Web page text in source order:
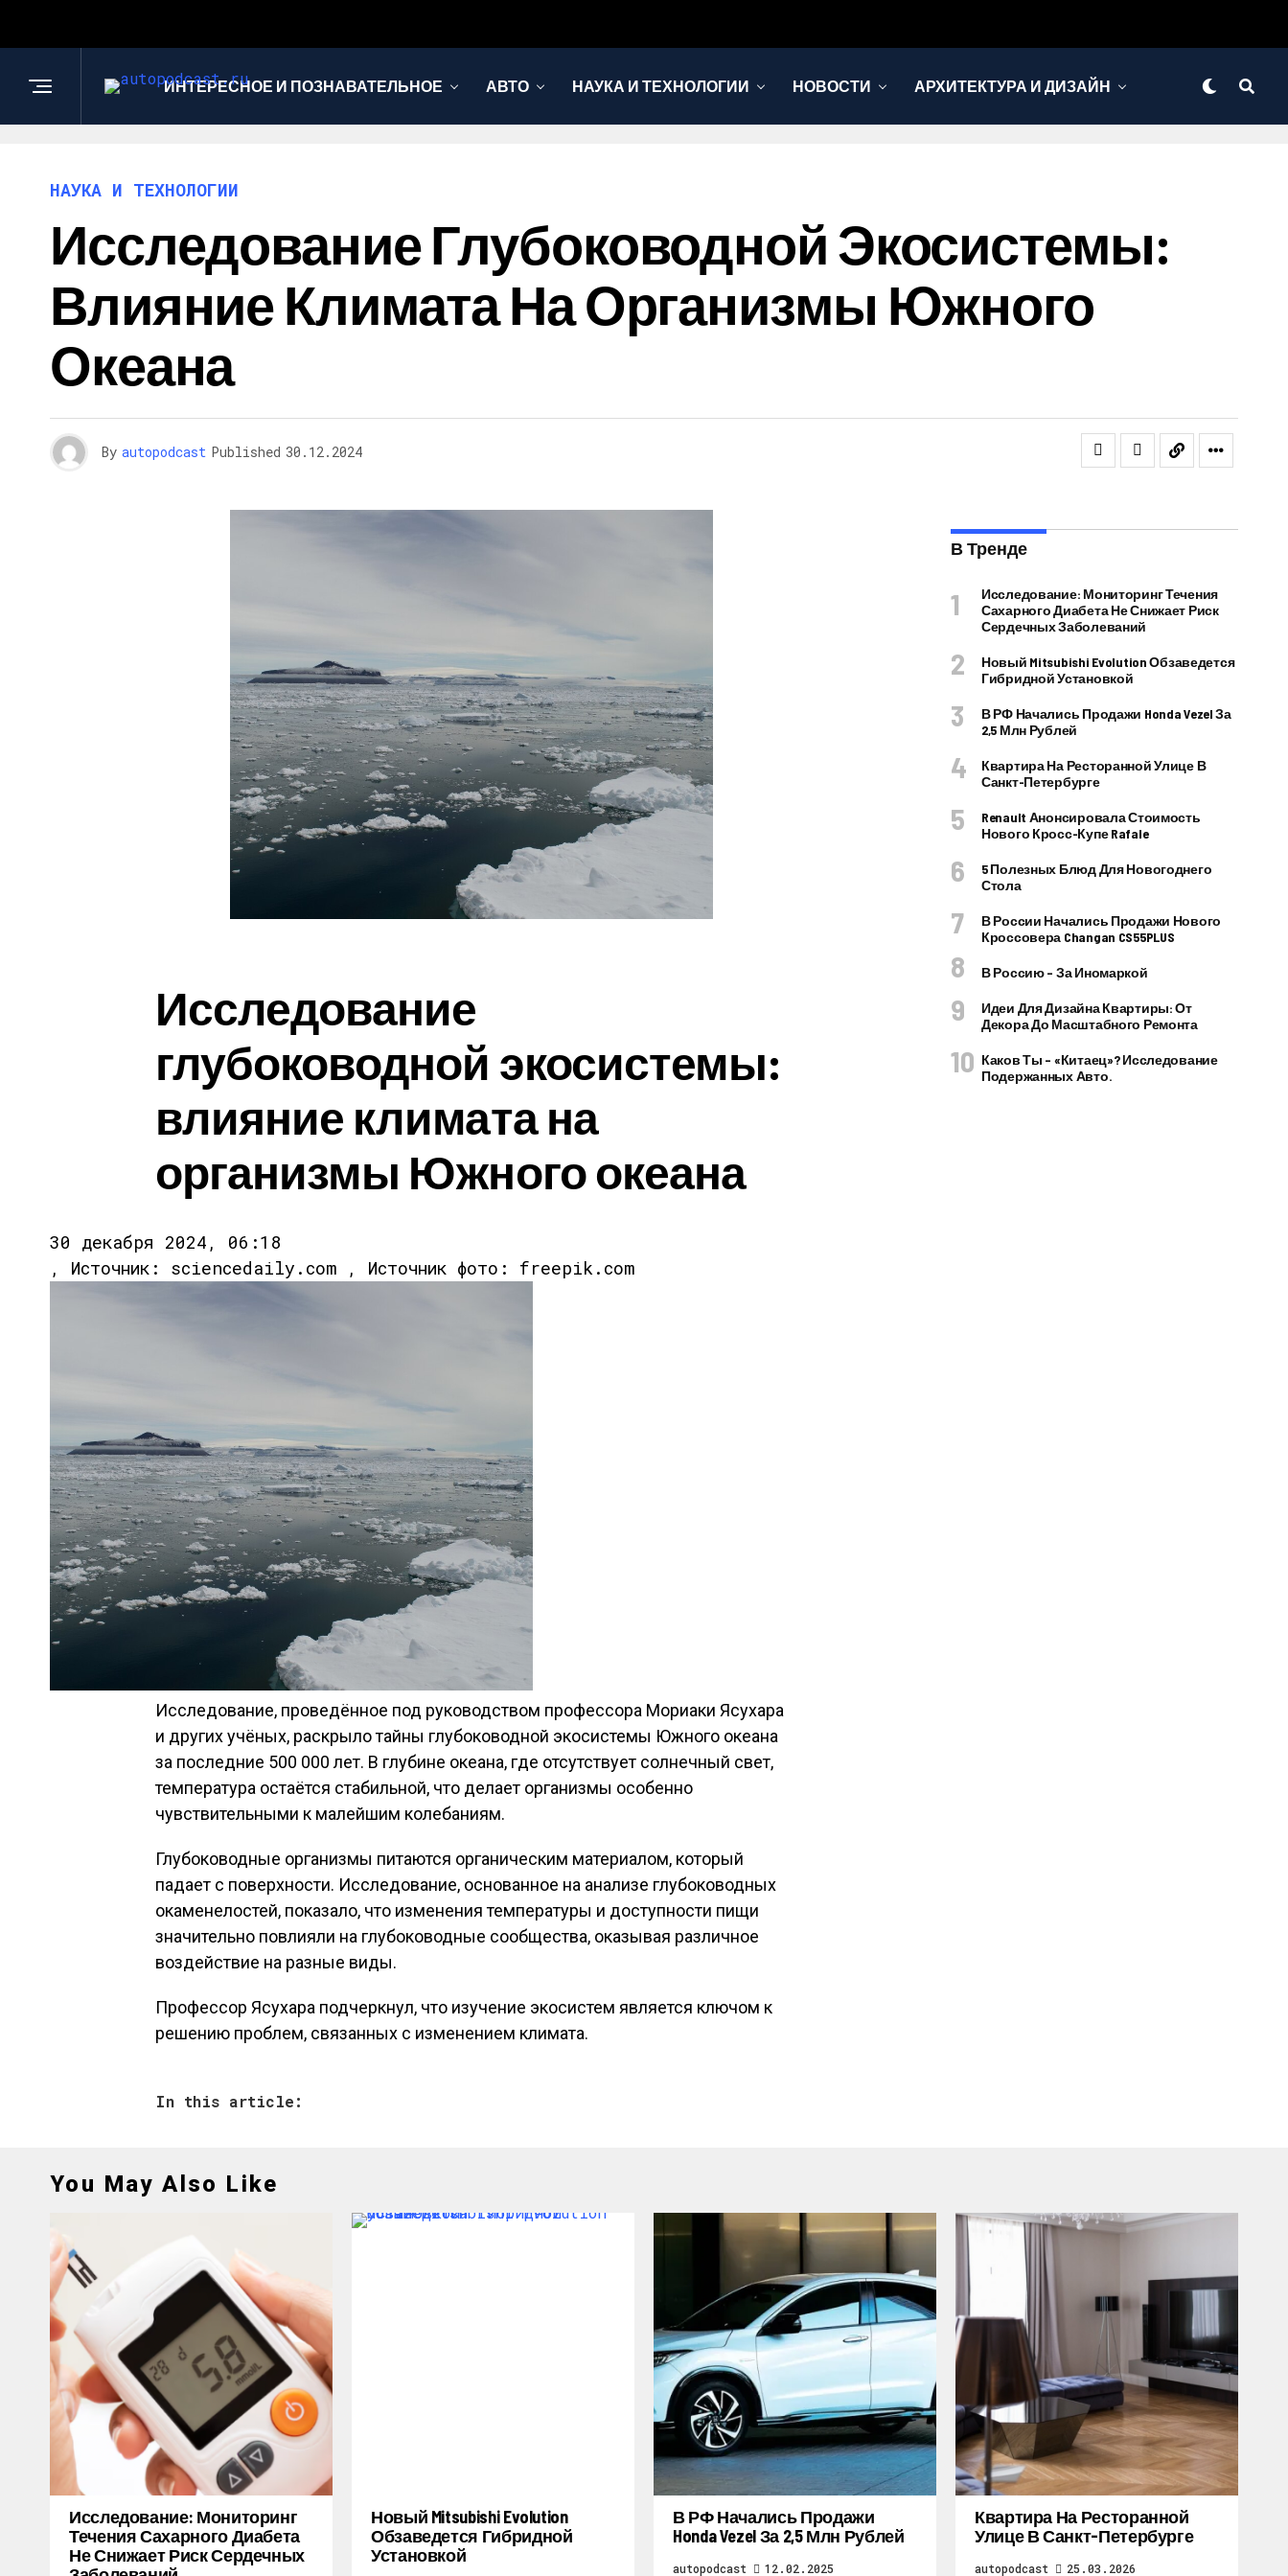
ИНТЕРЕСНОЕ И ПОЗНАВАТЕЛЬНОЕ АВТО НАУКА И ТЕХНОЛОГИИ НОВОСТИ АРХИТЕКТУРА И ДИЗАЙН
НАУКА И ТЕХНОЛОГИИ
Исследование Глубоководной Экосистемы:
Влияние Климата На Организмы Южного
Океана
By autopodcast Published 30.12.2024
Исследование
глубоководной экосистемы:
влияние климата на
организмы Южного океана
30 декабря 2024, 06:18
, Источник: sciencedaily.com , Источник фото: freepik.com
Исследование, проведённое под руководством профессора Мориаки Ясухара
и других учёных, раскрыло тайны глубоководной экосистемы Южного океана
за последние 500 000 лет. В глубине океана, где отсутствует солнечный свет,
температура остаётся стабильной, что делает организмы особенно
чувствительными к малейшим колебаниям.
Глубоководные организмы питаются органическим материалом, который
падает с поверхности. Исследование, основанное на анализе глубоководных
окаменелостей, показало, что изменения температуры и доступности пищи
значительно повлияли на глубоководные сообщества, оказывая различное
воздействие на разные виды.
Профессор Ясухара подчеркнул, что изучение экосистем является ключом к
решению проблем, связанных с изменением климата.
In this article:
В Тренде
Исследование: Мониторинг Течения
Сахарного Диабета Не Снижает Риск
Сердечных Заболеваний
Новый Mitsubishi Evolution Обзаведется
Гибридной Установкой
В РФ Начались Продажи Honda Vezel За
2,5 Млн Рублей
Квартира На Ресторанной Улице В
Санкт-Петербурге
Renault Анонсировала Стоимость
Нового Кросс-Купе Rafale
5 Полезных Блюд Для Новогоднего
Стола
В России Начались Продажи Нового
Кроссовера Changan CS55PLUS
В Россию – За Иномаркой
Идеи Для Дизайна Квартиры: От
Декора До Масштабного Ремонта
Каков Ты – «китаец»? Исследование
Подержанных Авто.
You May Also Like
Исследование: Мониторинг
Течения Сахарного Диабета
Не Снижает Риск Сердечных
Новый Mitsubishi Evolution
Обзаведется Гибридной
Установкой
В РФ Начались Продажи
Honda Vezel За 2,5 Млн Рублей
autopodcast 12.02.2025
Квартира На Ресторанной
Улице В Санкт-Петербурге
autopodcast 25.03.2026